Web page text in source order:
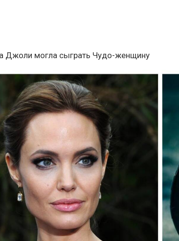
Джоли могла сыграть Чудо-женщину